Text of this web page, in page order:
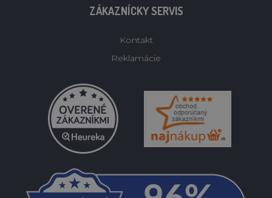
ZÁKAZNÍCKY SERVIS
Kontakt
Reklamácie